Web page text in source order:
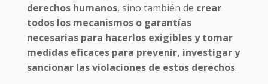
derechos humanos, sino también de crear
todos los mecanismos o garantías
necesarias para hacerlos exigibles y tomar
medidas eficaces para prevenir, investigar y
sancionar las violaciones de estos derechos.